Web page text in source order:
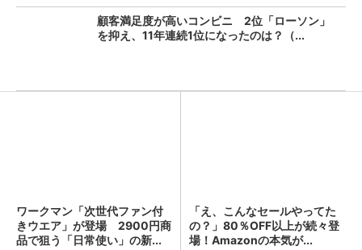
顧客満足度が高いコンビニ 2位「ローソン」
を抑え、11年連続1位になったのは？（...
ワークマン「次世代ファン付
きウエア」が登場 2900円商
品で狙う「日常使い」の新...
「え、こんなセールやってた
の？」80％OFF以上が続々登
場！Amazonの本気が...